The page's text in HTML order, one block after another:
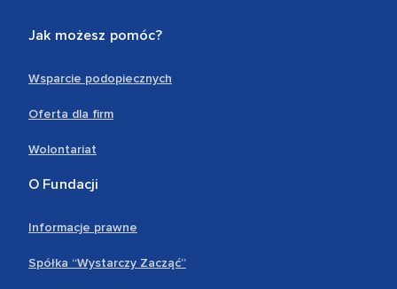
Jak możesz pomóc?
Wsparcie podopiecznych
Oferta dla firm
Wolontariat
O Fundacji
Informacje prawne
Spółka “Wystarczy Zacząć”